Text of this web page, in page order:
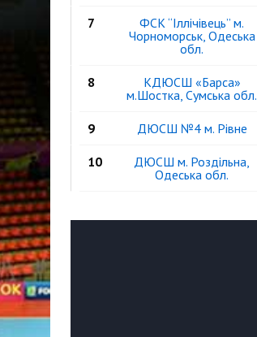
7
ФСК “Іллічівець” м.
Чорноморськ, Одеська
обл.
8
КДЮСШ «Барса»
м.Шостка, Сумська обл.
9 ДЮСШ №4 м. Рівне
10
ДЮСШ м. Роздільна,
Одеська обл.